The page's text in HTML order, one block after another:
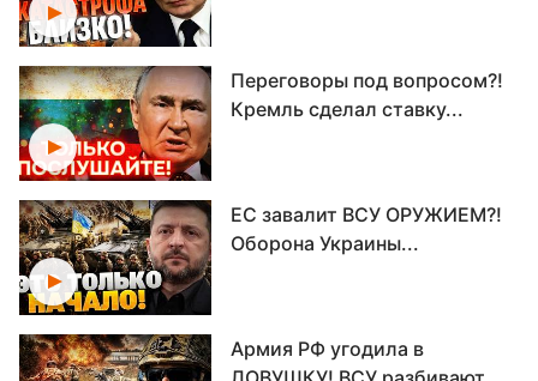
Переговоры под вопросом?!
Кремль сделал ставку...
ЕС завалит ВСУ ОРУЖИЕМ?!
Оборона Украины...
Армия РФ угодила в